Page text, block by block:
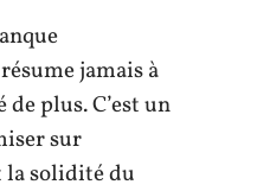
jamais à
plus. C’est un
sur
la solidité du